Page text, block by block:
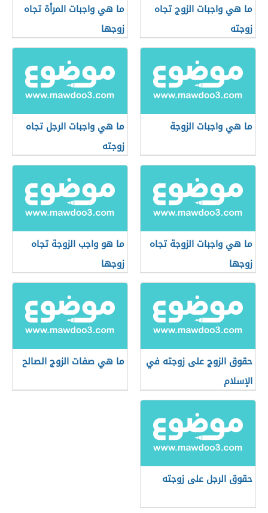
ما هي واجبات الزوج تجاه
زوجته
ما هي واجبات المرأة تجاه
زوجها
ما هي واجبات الزوجة
ما هي واجبات الرجل تجاه
زوجته
ما هي واجبات الزوجة تجاه
زوجها
ما هو واجب الزوجة تجاه
زوجها
حقوق الزوج على زوجته في
الإسلام
ما هي صفات الزوج الصالح
حقوق الرجل على زوجته